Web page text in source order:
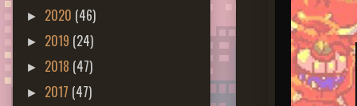
► 2020 (46)
► 2019 (24)
► 2018 (47)
► 2017 (47)